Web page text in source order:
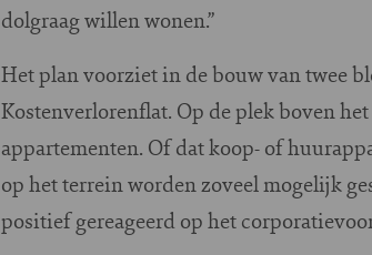
dolgraag willen wonen.”
Het plan voorziet in de bouw van twee
Kostenverlorenflat. Op de plek boven
appartementen. Of dat koop- of
op het terrein worden zoveel mogelijk
positief gereageerd op het